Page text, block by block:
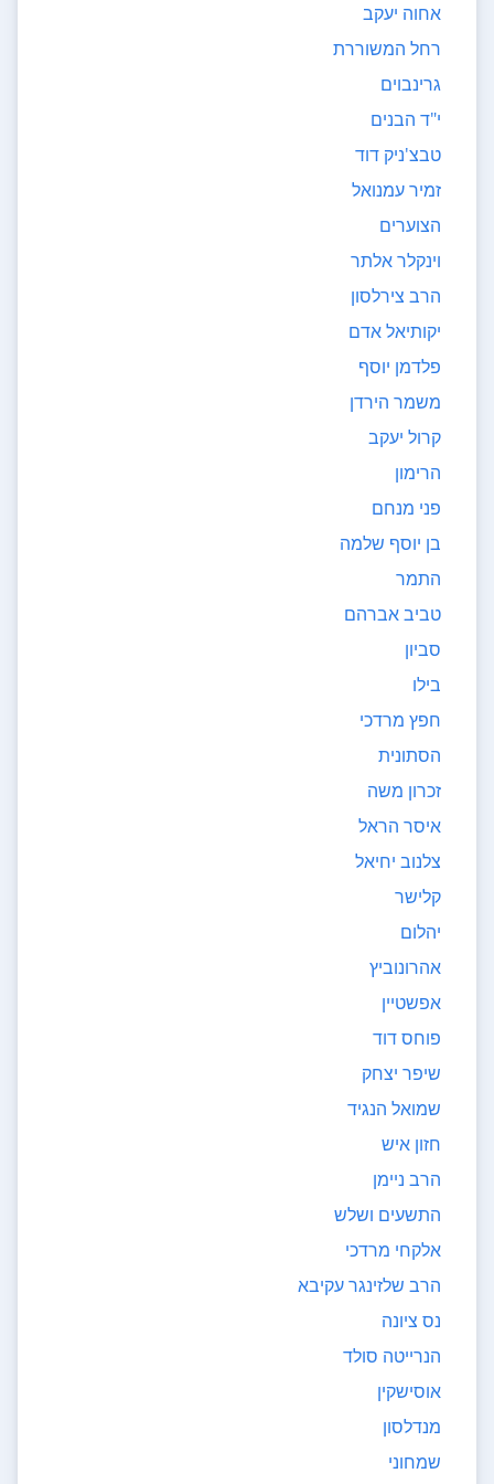
אחוה יעקב
רחל המשוררת
גרינבוים
י"ד הבנים
טבצ'ניק דוד
זמיר עמנואל
הצוערים
וינקלר אלתר
הרב צירלסון
יקותיאל אדם
פלדמן יוסף
משמר הירדן
קרול יעקב
הרימון
פני מנחם
בן יוסף שלמה
התמר
טביב אברהם
סביון
בילו
חפץ מרדכי
הסתונית
זכרון משה
איסר הראל
צלנוב יחיאל
קלישר
יהלום
אהרונוביץ
אפשטיין
פוחס דוד
שיפר יצחק
שמואל הנגיד
חזון איש
הרב ניימן
התשעים ושלש
אלקחי מרדכי
הרב שלזינגר עקיבא
נס ציונה
הנרייטה סולד
אוסישקין
מנדלסון
שמחוני